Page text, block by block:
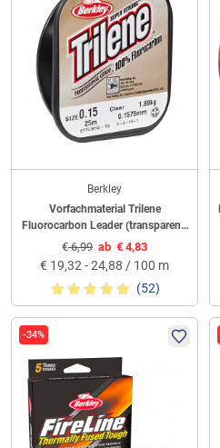
Berkley
Vorfachmaterial Trilene
Fluorocarbon Leader (transparent,
25 m)
€6,99 ab € 4,83
€ 19,32 - 24,88 / 100 m
(52)
-34%